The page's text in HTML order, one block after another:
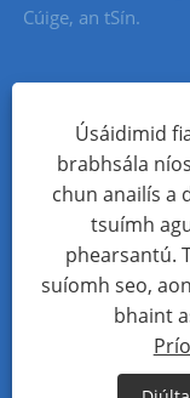
Cúige, an tSín.
Cóipcheart © 2023
Méadar Uisce, Méadar
Sitemap
Úsáidimid
brabhsála
chun anailís a
tsuímh
phearsantú.
suíomh seo,
bhaint